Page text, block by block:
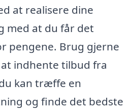
at realisere dine
med at du får det
pengene. Brug gjerne
indhente tilbud fra
kan træffe en
og finde det bedste